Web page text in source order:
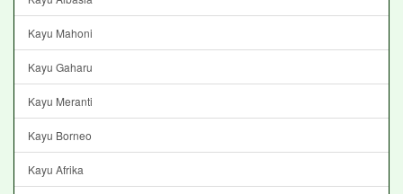
Kayu Mahoni
Kayu Gaharu
Kayu Meranti
Kayu Borneo
Kayu Afrika